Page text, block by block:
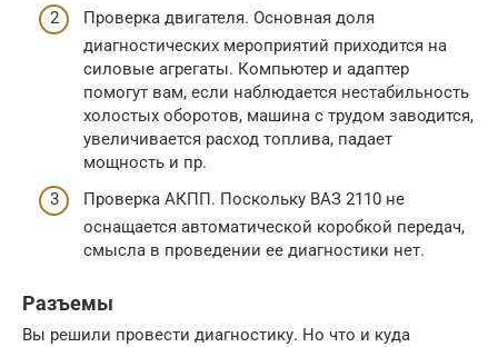
Проверка двигателя. Основная доля
диагностических мероприятий приходится на
силовые агрегаты. Компьютер и адаптер
помогут вам, если наблюдается нестабильность
холостых оборотов, машина с трудом заводится,
увеличивается расход топлива, падает
мощность и пр.
Проверка АКПП. Поскольку ВАЗ 2110 не
оснащается автоматической коробкой передач,
смысла в проведении ее диагностики нет.
Разъемы
Вы решили провести диагностику. Но что и куда